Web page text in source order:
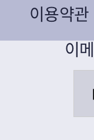
이용약관
이